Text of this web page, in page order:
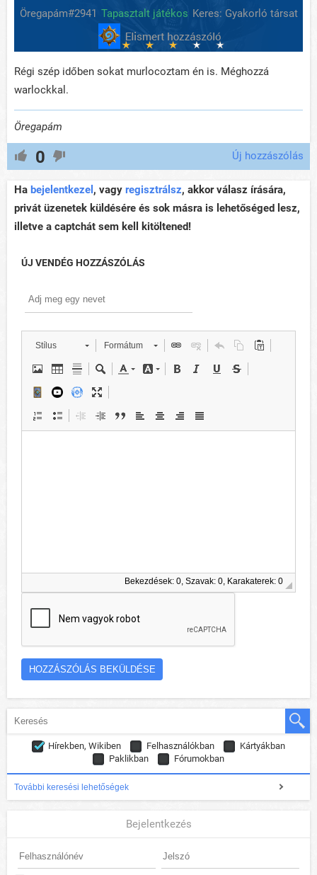
Öregapám#2941 Tapasztalt játékos Keres: Gyakorló társat
Régi szép időben sokat murlocoztam én is. Méghozzá
warlockkal.
Öregapám
0 Új hozzászólás
Ha bejelentkezel , vagy regisztrálsz, akkor válasz írására,
privát üzenetek küldésére és sok másra is lehetőséged lesz,
illetve a captchát sem kell kitöltened!
ÚJ VENDÉG HOZZÁSZÓLÁS
Stílus Formátum
Bekezdések: 0, Szavak: 0, Karakaterek: 0
Hírekben, Wikiben Felhasználókban
Kártyákban
Paklikban
Fórumokban
További keresési lehetőségek
Bejelentkezés